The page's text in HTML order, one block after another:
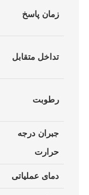
زمان پاسخ
تداخل متقابل
رطوبت
جبران درجە
حرارت
دمای عملیاتی